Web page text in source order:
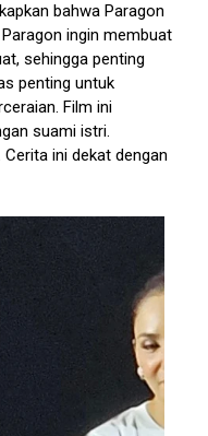
bahwa Paragon
ingin membuat
sehingga penting
penting untuk
Film ini
suami istri.
ini dekat dengan